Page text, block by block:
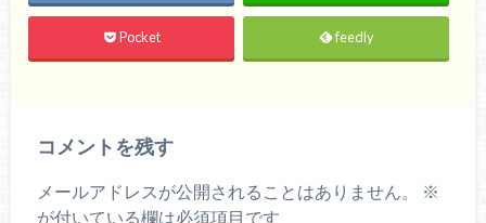
Pocket feedly
コメントを残す
メールアドレスが公開されることはありません。
※
が付いている欄は必須項目です